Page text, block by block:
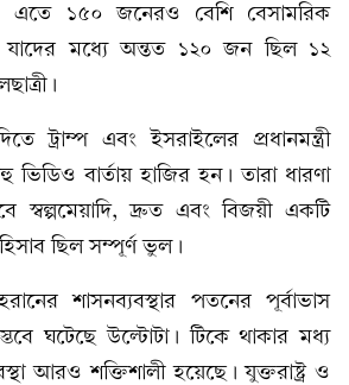
এতে ১৫০ জনেরও বেশি বেসামরিক
যাদের মধ্যে অন্তত ১২০ জন ছিল ১২
ট্রাম্প এবং ইসরাইলের প্রধানমন্ত্রী
ভিডিও বার্তায় হাজির হন। তারা ধারণা
স্বল্পমেয়াদি, দ্রুত এবং বিজয়ী একটি
ছিল সম্পূর্ণ ভুল।
শাসনব্যবস্থার পতনের পূর্বাভাস
ঘটেছে উল্টোটা। টিকে থাকার মধ্য
আরও শক্তিশালী হয়েছে। যুক্তরাষ্ট্র ও